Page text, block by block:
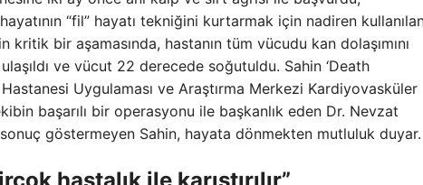
“fil” hayatı tekniğini kurtarmak için nadiren
bir aşamasında, hastanın tüm vücudu kan dolaşımını
ve vücut 22 derecede soğutuldu. Sahin ‘Death
Uygulaması ve Araştırma Merkezi Kardiyovasküler
başarılı bir operasyonu ile başkanlık eden Dr. Nevzat
göstermeyen Sahin, hayata dönmekten mutluluk duyar.